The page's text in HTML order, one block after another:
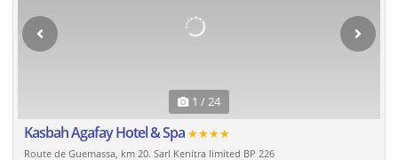
1 / 24
Kasbah Agafay Hotel & Spa ★★★★
Route de Guemassa, km 20. Sarl Kenitra limited BP 226